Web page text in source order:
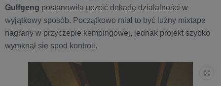
Gulfgeng postanowiła uczcić dekadę działalności w
wyjątkowy sposób. Początkowo miał to być luźny mixtape
nagrany w przyczepie kempingowej, jednak projekt szybko
wymknął się spod kontroli.